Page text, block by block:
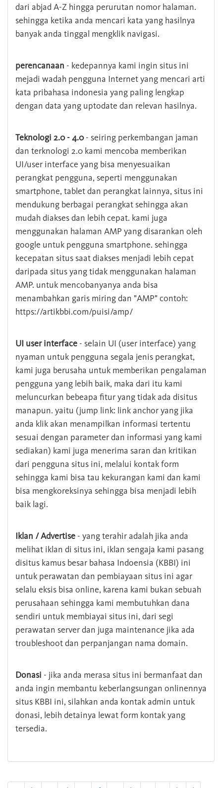
dari abjad A-Z hingga perurutan nomor halaman.
sehingga ketika anda mencari kata yang hasilnya
banyak anda tinggal mengklik navigasi.
perencanaan - kedepannya kami ingin situs ini
mejadi wadah pengguna Internet yang mencari arti
kata pribahasa indonesia yang paling lengkap
dengan data yang uptodate dan relevan hasilnya.
Teknologi 2.0 - 4.0- seiring perkembangan jaman
dan terknologi 2.0 kami mencoba memberikan
UI/user interface yang bisa menyesuaikan
perangkat pengguna, seperti menggunakan
smartphone, tablet dan perangkat lainnya, situs ini
mendukung berbagai perangkat sehingga akan
mudah diakses dan lebih cepat. kami juga
menggunakan halaman AMP yang disarankan oleh
google untuk pengguna smartphone. sehingga
kecepatan situs saat diakses menjadi lebih cepat
daripada situs yang tidak menggunakan halaman
AMP. untuk mencobanyanya anda bisa
menambahkan garis miring dan "AMP" contoh:
https://artikbbi.com/puisi/amp/
UI user interface - selain UI (user interface) yang
nyaman untuk pengguna segala jenis perangkat,
kami juga berusaha untuk memberikan pengalaman
pengguna yang lebih baik, maka dari itu kami
meluncurkan bebeapa fitur yang tidak ada disitus
manapun. yaitu (jump link: link anchor yang jika
anda klik akan menampilkan informasi tertentu
sesuai dengan parameter dan informasi yang kami
sediakan) kami juga menerima saran dan kritikan
dari pengguna situs ini, melalui kontak form
sehingga kami bisa tau kekurangan kami dan kami
bisa mengkoreksinya sehingga bisa menjadi lebih
baik lagi.
Iklan / Advertise - yang terahir adalah jika anda
melihat iklan di situs ini, iklan sengaja kami pasang
disitus kamus besar bahasa Indoensia (KBBI) ini
untuk perawatan dan pembiayaan situs ini agar
selalu eksis bisa online, karena kami bukan sebuah
perusahaan sehingga kami membutuhkan dana
sendiri untuk membiayai situs ini, dari segi
perawatan server dan juga maintenance jika ada
troubleshoot dan perpanjangan nama domain.
Donasi - jika anda merasa situs ini bermanfaat dan
anda ingin membantu keberlangsungan onlinennya
situs KBBI ini, silahkan anda kontak admin untuk
donasi, lebih detainya lewat form kontak yang
tersedia.